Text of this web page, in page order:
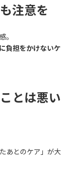
注意を
。
負担をかけないケ
とは悪い
あとのケア」が大